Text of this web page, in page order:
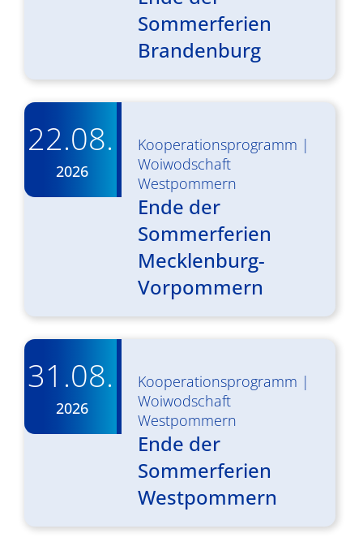
Sommerferien
Brandenburg
22.08.
2026
Kooperationsprogramm |
Woiwodschaft
Westpommern
Ende der
Sommerferien
Mecklenburg-
Vorpommern
31.08.
2026
Kooperationsprogramm |
Woiwodschaft
Westpommern
Ende der
Sommerferien
Westpommern